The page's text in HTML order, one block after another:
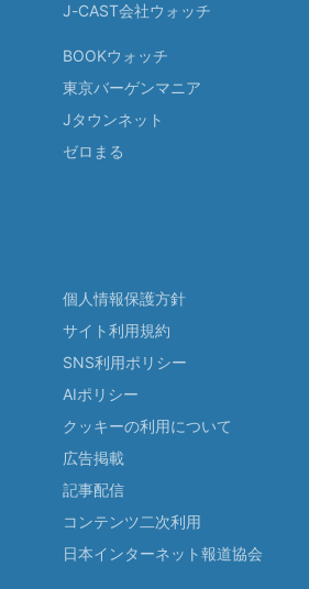
J-CAST会社ウォッチ
BOOKウォッチ
東京バーゲンマニア
Jタウンネット
ゼロまる
個人情報保護方針
サイト利用規約
SNS利用ポリシー
AIポリシー
クッキーの利用について
広告掲載
記事配信
コンテンツ二次利用
日本インターネット報道協会